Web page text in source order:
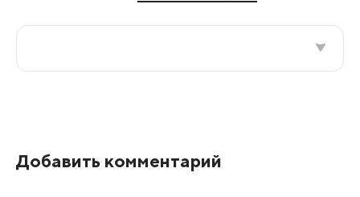
Добавить комментарий